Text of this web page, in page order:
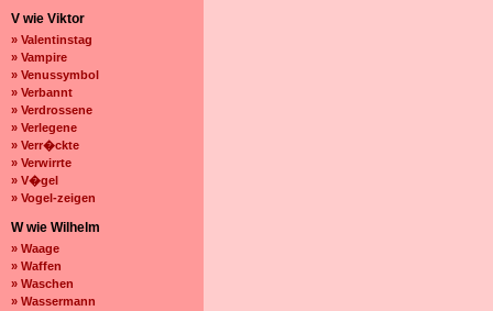
V wie Viktor
» Valentinstag
» Vampire
» Venussymbol
» Verbannt
» Verdrossene
» Verlegene
» Verr�ckte
» Verwirrte
» V�gel
» Vogel-zeigen
W wie Wilhelm
» Waage
» Waffen
» Waschen
» Wassermann